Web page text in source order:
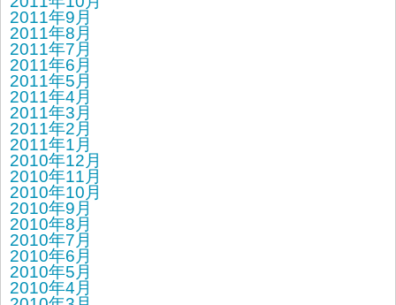
2011年9月
2011年8月
2011年7月
2011年6月
2011年5月
2011年4月
2011年3月
2011年2月
2011年1月
2010年12月
2010年11月
2010年10月
2010年9月
2010年8月
2010年7月
2010年6月
2010年5月
2010年4月